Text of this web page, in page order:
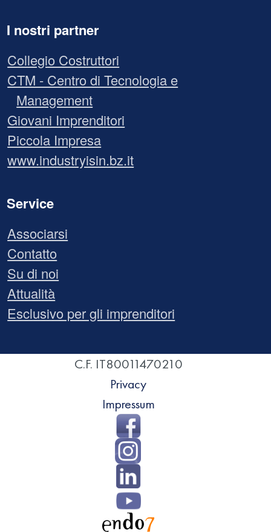
I nostri partner
Collegio Costruttori
CTM - Centro di Tecnologia e
Management
Giovani Imprenditori
Piccola Impresa
www.industryisin.bz.it
Service
Associarsi
Contatto
Su di noi
Attualità
Esclusivo per gli imprenditori
C.F. IT80011470210
Privacy
Impressum